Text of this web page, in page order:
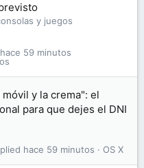
y juegos
hace 59 minutos
y la crema": el
para que dejes el DNI
OS X
hace 59 minutos